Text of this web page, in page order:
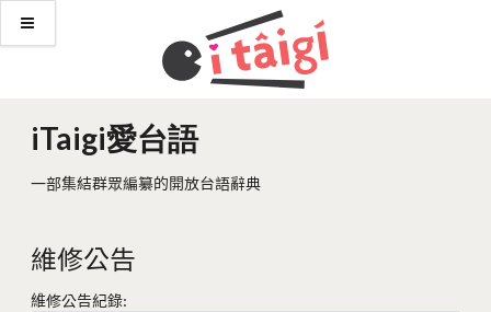
iTaigi愛台語
一部集結群眾編纂的開放台語辭典
維修公告
維修公告紀錄: